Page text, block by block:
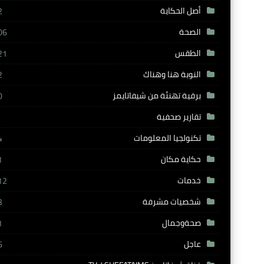
أصل الحكاية
الصحة
الطقس
النوبة هنا وهناك
برقية تهنئة من شيفاتايمز
تقارير صحفية
تكنولجيا المعلومات
حكاية مكان
خدمات
شخصيات مشرفة
صحةوجمال
عاجل